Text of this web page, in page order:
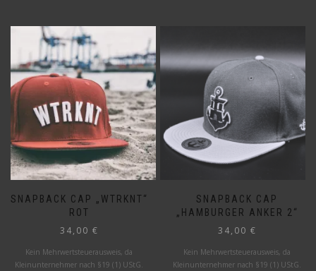
SNAPBACK CAP „WTRKNT“
ROT
34,00 €
Kein Mehrwertsteuerausweis, da
Kleinunternehmer nach §19 (1) UStG.
SNAPBACK CAP
„HAMBURGER ANKER 2“
34,00 €
Kein Mehrwertsteuerausweis, da
Kleinunternehmer nach §19 (1) UStG.